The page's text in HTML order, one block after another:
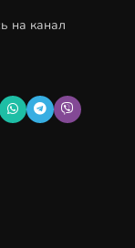
на канал